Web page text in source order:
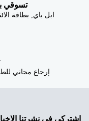
تسوقي
ابل باي, بطاقة
إرجاع مجاني للطلبات خلال 3
اشتركي في نشرتنا